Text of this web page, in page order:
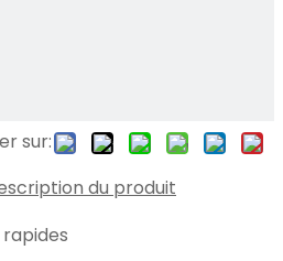
manuel
électrique
de pulvérisateur
voiture
de jardin
sur:
du produit